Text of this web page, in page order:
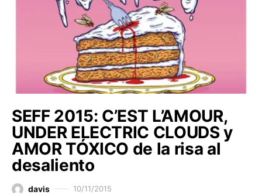
SEFF 2015: C’EST L’AMOUR,
UNDER ELECTRIC CLOUDS y
AMOR TÓXICO de la risa al
desaliento
davis 10/11/2015